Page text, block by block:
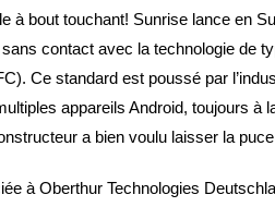
à bout touchant! Sunrise lance en
contact avec la technologie de
Ce standard est poussé par
appareils Android, toujours à
a bien voulu laisser la
à Oberthur Technologies